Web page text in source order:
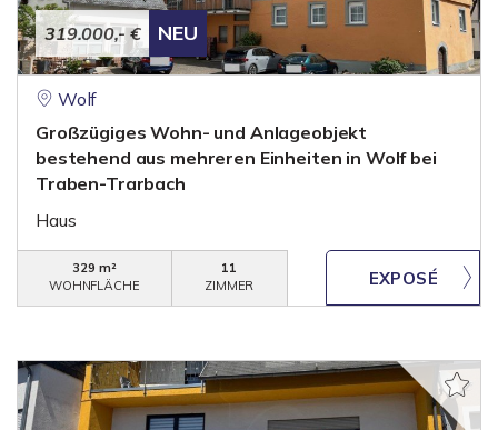
319.000,- € NEU
Wolf
Großzügiges Wohn- und Anlageobjekt
bestehend aus mehreren Einheiten in Wolf bei
Traben-Trarbach
Haus
329 m²
WOHNFLÄCHE
11
ZIMMER